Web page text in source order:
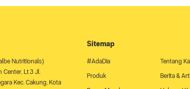
Nutritionals)
Center, Lt.3 Jl.
Kec. Cakung, Kota
Sitemap
#AdaDia Tentang
Produk Berita &